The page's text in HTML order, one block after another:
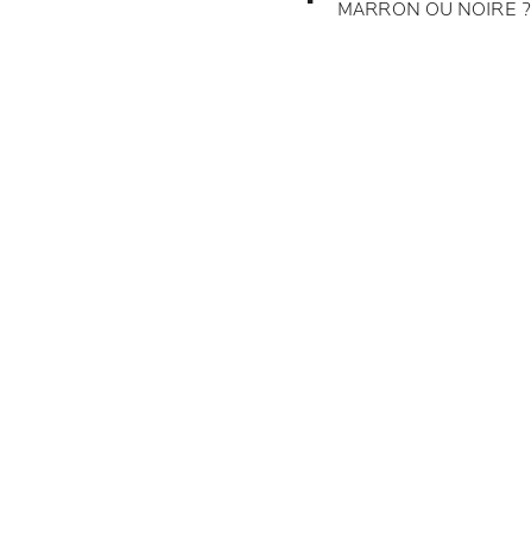
MARRON OU NOIRE ?